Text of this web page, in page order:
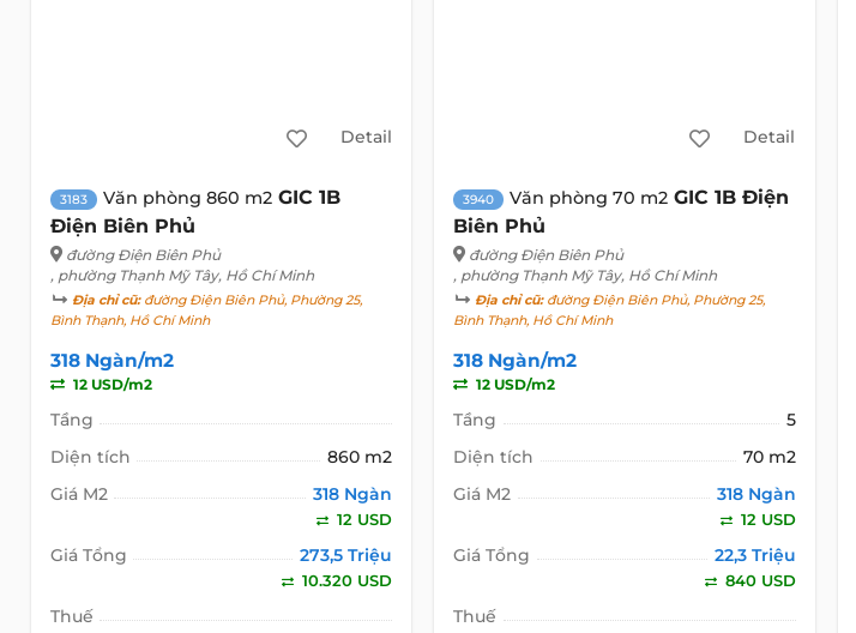
Detail
3183 Văn phòng 860 m2 GIC 1B
Điện Biên Phủ
đường Điện Biên Phủ
, phường Thạnh Mỹ Tây, Hồ Chí Minh
Địa chỉ cũ:đường Điện Biên Phủ, Phường 25,
Bình Thạnh, Hồ Chí Minh
318 Ngàn/m2
12 USD/m2
Tầng
Diện tích
860 m2
Giá M2
318 Ngàn
12 USD
Giá Tổng 273,5 Triệu
10.320 USD
Thuế
Detail
3940 Văn phòng 70 m2 GIC 1B Điện
Biên Phủ
đường Điện Biên Phủ
, phường Thạnh Mỹ Tây, Hồ Chí Minh
Địa chỉ cũ:đường Điện Biên Phủ, Phường 25,
Bình Thạnh, Hồ Chí Minh
318 Ngàn/m2
12 USD/m2
Tầng
5
Diện tích
70 m2
Giá M2
318 Ngàn
12 USD
Giá Tổng 22,3 Triệu
840 USD
Thuế